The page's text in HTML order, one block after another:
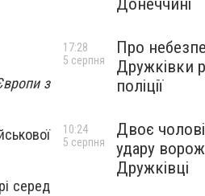
з
серед
Донеччині
Про
Дружківки
поліції
17:28
5 серпня
Двоє
удару
Дружківці
10:24
5 серпня